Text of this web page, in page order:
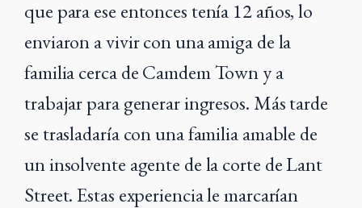
que para ese entonces tenía 12 años, lo
enviaron a vivir con una amiga de la
familia cerca de Camdem Town y a
trabajar para generar ingresos. Más tarde
se trasladaría con una familia amable de
un insolvente agente de la corte de Lant
Street. Estas experiencia le marcarían